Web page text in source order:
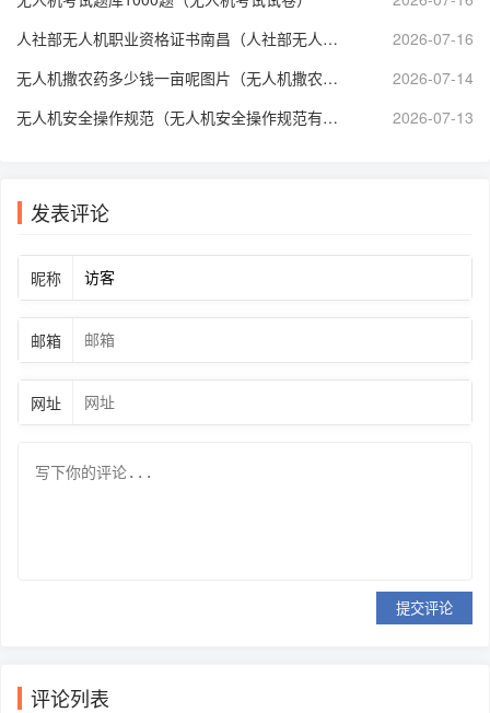
人社部无人机职业资格证书南昌（人社部无人机技能等级证书）
2026-07-16
无人机撒农药多少钱一亩呢图片（无人机撒农药多少钱一亩呢图片大全）
2026-07-14
无人机安全操作规范（无人机安全操作规范有哪些）
2026-07-13
发表评论
昵称
邮箱
网址
提交评论
评论列表